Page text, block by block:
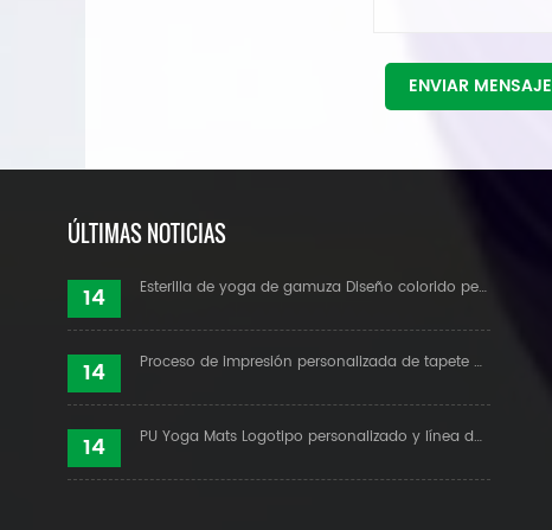
ENVIAR MENSAJE
ÚLTIMAS NOTICIAS
14 Esterilla de yoga de gamuza Diseño colorido personalizado
14 Proceso de impresión personalizada de tapete de yoga de gamuza
14 PU Yoga Mats Logotipo personalizado y línea de alineación